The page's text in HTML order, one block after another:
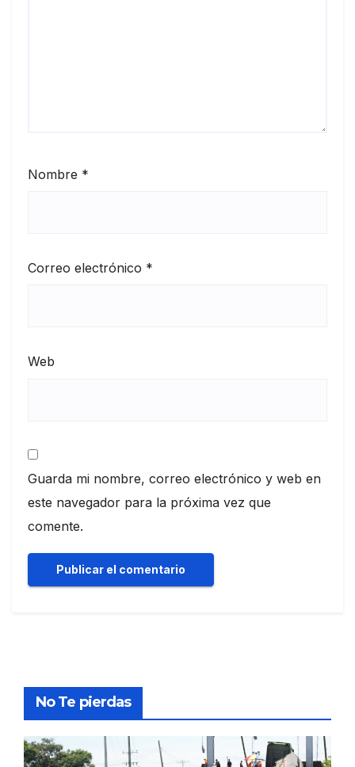
Nombre *
Correo electrónico *
Web
Guarda mi nombre, correo electrónico y web en
este navegador para la próxima vez que
comente.
No Te pierdas